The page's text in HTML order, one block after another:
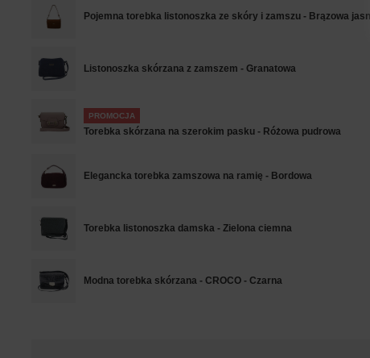
Pojemna torebka listonoszka ze skóry i zamszu - Brązowa jasna
Listonoszka skórzana z zamszem - Granatowa
PROMOCJA
Torebka skórzana na szerokim pasku - Różowa pudrowa
Elegancka torebka zamszowa na ramię - Bordowa
Torebka listonoszka damska - Zielona ciemna
Modna torebka skórzana - CROCO - Czarna